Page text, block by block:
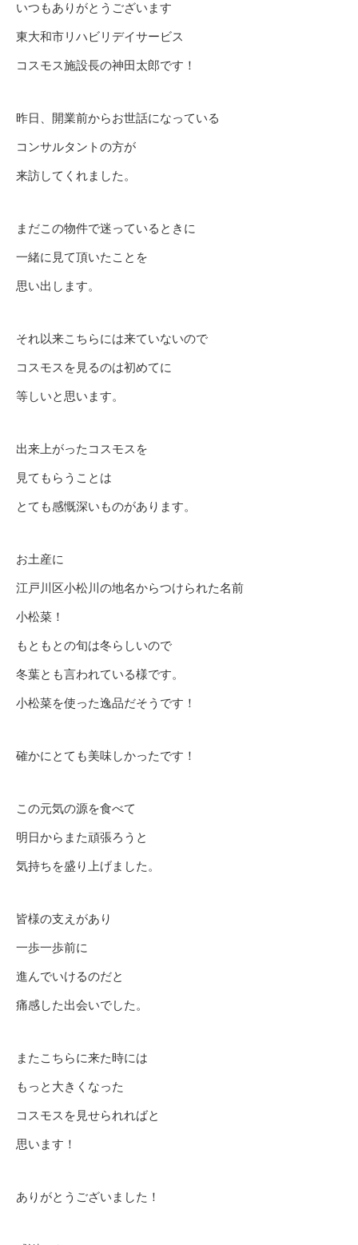
いつもありがとうございます
東大和市リハビリデイサービス
コスモス施設長の神田太郎です！
昨日、開業前からお世話になっている
コンサルタントの方が
来訪してくれました。
まだこの物件で迷っているときに
一緒に見て頂いたことを
思い出します。
それ以来こちらには来ていないので
コスモスを見るのは初めてに
等しいと思います。
出来上がったコスモスを
見てもらうことは
とても感慨深いものがあります。
お土産に
江戸川区小松川の地名からつけられた名前
小松菜！
もともとの旬は冬らしいので
冬葉とも言われている様です。
小松菜を使った逸品だそうです！
確かにとても美味しかったです！
この元気の源を食べて
明日からまた頑張ろうと
気持ちを盛り上げました。
皆様の支えがあり
一歩一歩前に
進んでいけるのだと
痛感した出会いでした。
またこちらに来た時には
もっと大きくなった
コスモスを見せられればと
思います！
ありがとうございました！